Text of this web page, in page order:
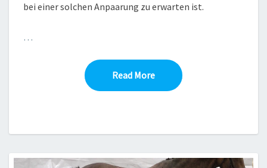
bei einer solchen Anpaarung zu erwarten ist.
…
Read MoreRead More